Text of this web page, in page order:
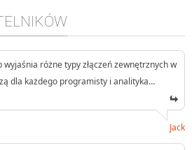
wyjaśnia różne typy złączeń zewnętrznych w
dla każdego programisty i analityka…
Jack